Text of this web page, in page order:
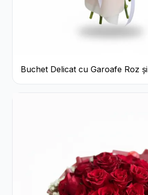
Buchet Delicat cu Garoafe Roz și
Crizanteme Albe